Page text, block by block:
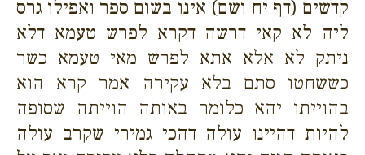
קדשים (דף יח ושם) אינו בשום ספר ואפילו גרס
ליה לא קאי דרשה דקרא לפרש טעמא דלא
ניתק לא אלא אתא לפרש מאי טעמא כשר
כששחטו סתם בלא עקירה אמר קרא הוא
בהוייתו יהא כלומר באותה הוייתה שסופה
להיות דהיינו עולה דהכי גמירי שקרב עולה